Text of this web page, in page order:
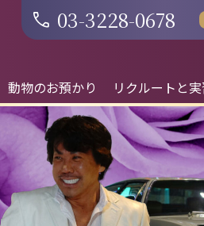
03-3228-0678
動物のお預かり リクルートと